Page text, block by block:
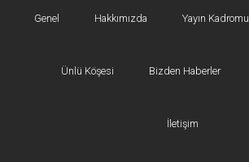
Genel Hakkımızda Yayın
Ünlü Köşesi Bizden Haberler
İletişim